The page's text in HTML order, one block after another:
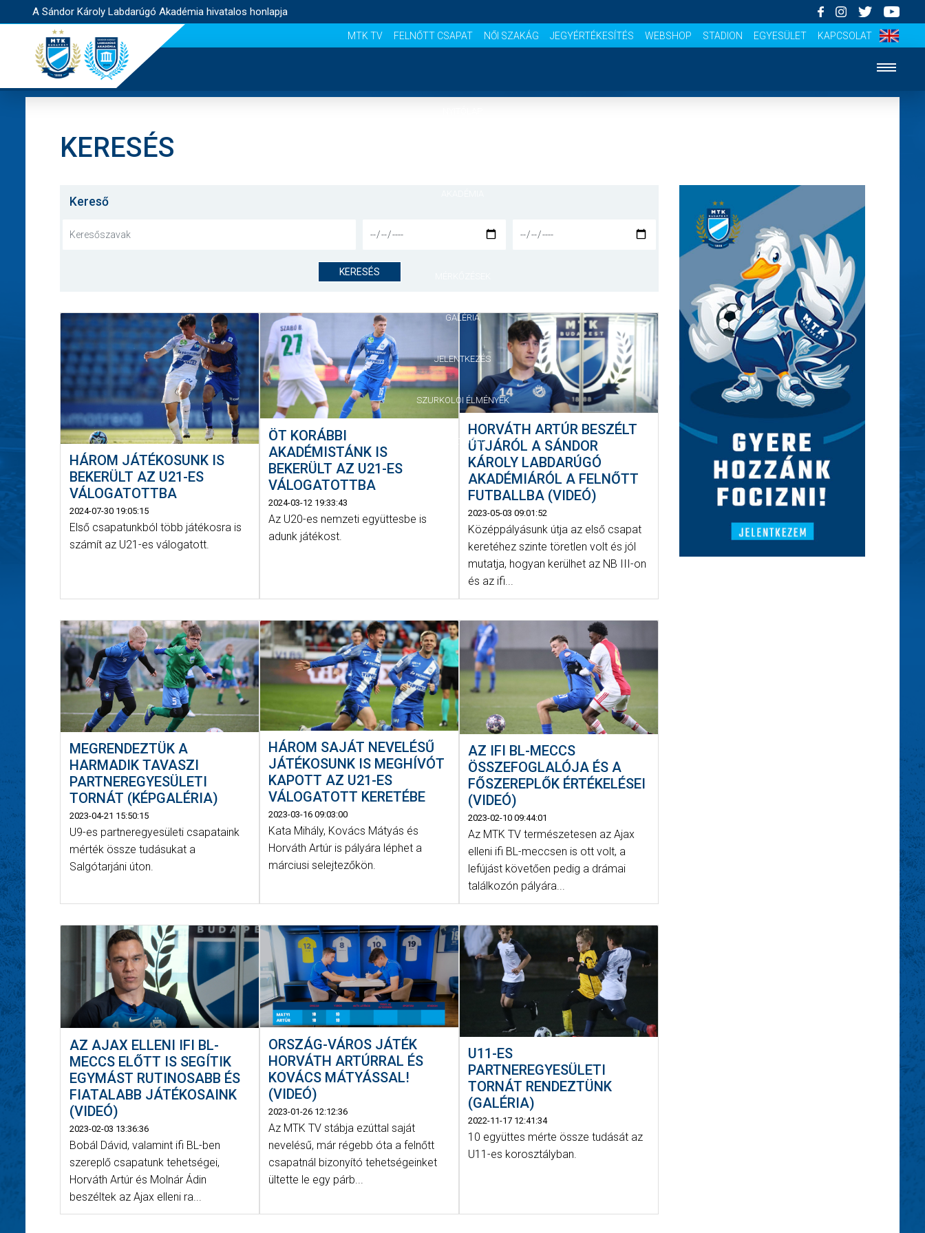
A Sándor Károly Labdarúgó Akadémia hivatalos honlapja
MTK TV FELNŐTT CSAPAT NŐI SZAKÁG JEGYÉRTÉKESÍTÉS WEBSHOP STADION EGYESÜLET KAPCSOLAT
GALÉRIA
JELENTKEZÉS
SZURKOLÓI ÉLMÉNYEK
VEZETŐSÉG
KERESÉS
Kereső
KERESÉS
HÁROM JÁTÉKOSUNK IS
BEKERÜLT AZ U21-ES
VÁLOGATOTTBA
2024-07-30 19:05:15
Első csapatunkból több játékosra is
számít az U21-es válogatott.
ÖT KORÁBBI
AKADÉMISTÁNK IS
BEKERÜLT AZ U21-ES
VÁLOGATOTTBA
2024-03-12 19:33:43
Az U20-es nemzeti együttesbe is
adunk játékost.
HORVÁTH ARTÚR BESZÉLT
ÚTJÁRÓL A SÁNDOR
KÁROLY LABDARÚGÓ
AKADÉMIÁRÓL A FELNŐTT
FUTBALLBA (VIDEÓ)
2023-05-03 09:01:52
Középpályásunk útja az első csapat
keretéhez szinte töretlen volt és jól
mutatja, hogyan kerülhet az NB III-on
és az ifi...
MEGRENDEZTÜK A
HARMADIK TAVASZI
PARTNEREGYESÜLETI
TORNÁT (KÉPGALÉRIA)
2023-04-21 15:50:15
U9-es partneregyesületi csapataink
mérték össze tudásukat a
Salgótarjáni úton.
HÁROM SAJÁT NEVELÉSŰ
JÁTÉKOSUNK IS MEGHÍVÓT
KAPOTT AZ U21-ES
VÁLOGATOTT KERETÉBE
2023-03-16 09:03:00
Kata Mihály, Kovács Mátyás és
Horváth Artúr is pályára léphet a
márciusi selejtezőkön.
AZ IFI BL-MECCS
ÖSSZEFOGLALÓJA ÉS A
FŐSZEREPLŐK ÉRTÉKELÉSEI
(VIDEÓ)
2023-02-10 09:44:01
Az MTK TV természetesen az Ajax
elleni ifi BL-meccsen is ott volt, a
lefújást követően pedig a drámai
találkozón pályára...
AZ AJAX ELLENI IFI BL-
MECCS ELŐTT IS SEGÍTIK
EGYMÁST RUTINOSABB ÉS
FIATALABB JÁTÉKOSAINK
(VIDEÓ)
2023-02-03 13:36:36
Bobál Dávid, valamint ifi BL-ben
szereplő csapatunk tehetségei,
Horváth Artúr és Molnár Ádin
beszéltek az Ajax elleni ra...
ORSZÁG-VÁROS JÁTÉK
HORVÁTH ARTÚRRAL ÉS
KOVÁCS MÁTYÁSSAL!
(VIDEÓ)
2023-01-26 12:12:36
Az MTK TV stábja ezúttal saját
nevelésű, már régebb óta a felnőtt
csapatnál bizonyító tehetségeinket
ültette le egy párb...
U11-ES
PARTNEREGYESÜLETI
TORNÁT RENDEZTÜNK
(GALÉRIA)
2022-11-17 12:41:34
10 együttes mérte össze tudását az
U11-es korosztályban.